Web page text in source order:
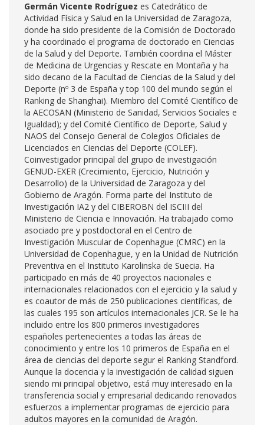
Germán Vicente Rodríguez es Catedrático de
Actividad Física y Salud en la Universidad de Zaragoza,
donde ha sido presidente de la Comisión de Doctorado
y ha coordinado el programa de doctorado en Ciencias
de la Salud y del Deporte. También coordina el Máster
de Medicina de Urgencias y Rescate en Montaña y ha
sido decano de la Facultad de Ciencias de la Salud y del
Deporte (nº 3 de España y top 100 del mundo según el
Ranking de Shanghai). Miembro del Comité Científico de
la AECOSAN (Ministerio de Sanidad, Servicios Sociales e
Igualdad); y del Comité Científico de Deporte, Salud y
NAOS del Consejo General de Colegios Oficiales de
Licenciados en Ciencias del Deporte (COLEF).
Coinvestigador principal del grupo de investigación
GENUD-EXER (Crecimiento, Ejercicio, Nutrición y
Desarrollo) de la Universidad de Zaragoza y del
Gobierno de Aragón. Forma parte del Instituto de
Investigación IA2 y del CIBEROBN del ISCIII del
Ministerio de Ciencia e Innovación. Ha trabajado como
asociado pre y postdoctoral en el Centro de
Investigación Muscular de Copenhague (CMRC) en la
Universidad de Copenhague, y en la Unidad de Nutrición
Preventiva en el Instituto Karolinska de Suecia. Ha
participado en más de 40 proyectos nacionales e
internacionales relacionados con el ejercicio y la salud y
es coautor de más de 250 publicaciones científicas, de
las cuales 195 son artículos internacionales JCR. Se le ha
incluido entre los 800 primeros investigadores
españoles pertenecientes a todas las áreas de
conocimiento y entre los 10 primeros de España en el
área de ciencias del deporte segur el Ranking Standford.
Aunque la docencia y la investigación de calidad siguen
siendo mi principal objetivo, está muy interesado en la
transferencia social y empresarial dedicando renovados
esfuerzos a implementar programas de ejercicio para
adultos mayores en la comunidad de Aragón.